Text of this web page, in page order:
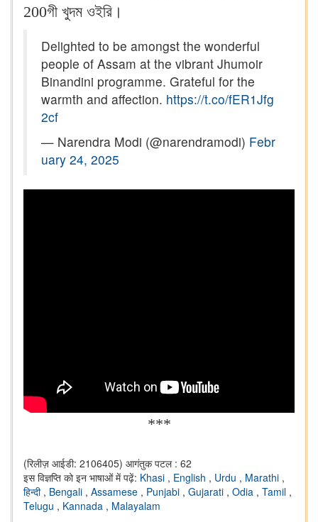
200গী খুদম ওইরি।
Delighted to be amongst the wonderful
people of Assam at the vibrant Jhumoir
Binandini programme. Grateful for the
warmth and affection. https://t.co/fER1Jfg
2cf
— Narendra Modi (@narendramodi) Febr
uary 24, 2025
***
(रिलीज़ आईडी: 2106405) आगंतुक पटल : 62
इस विज्ञप्ति को इन भाषाओं में पढ़ें: Khasi , English , Urdu , Marathi ,
हिन्दी , Bengali , Assamese , Punjabi , Gujarati , Odia , Tamil ,
Telugu , Kannada , Malayalam